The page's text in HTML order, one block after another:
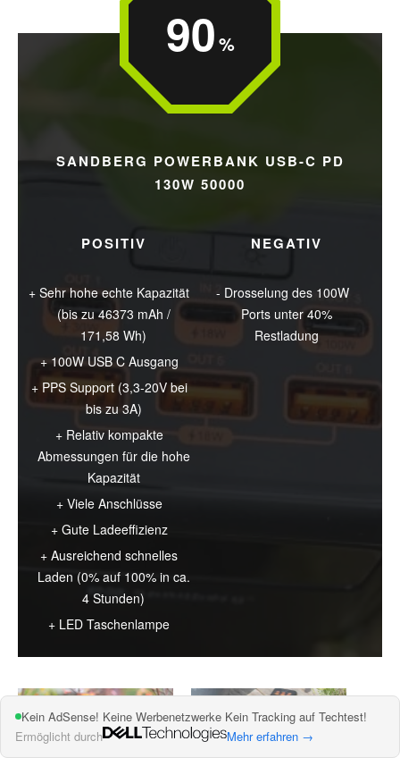
SANDBERG POWERBANK USB-C PD
130W 50000
POSITIV
Sehr hohe echte Kapazität
(bis zu 46373 mAh /
171,58 Wh)
100W USB C Ausgang
PPS Support (3,3-20V bei
bis zu 3A)
Relativ kompakte
Abmessungen für die hohe
Kapazität
Viele Anschlüsse
Gute Ladeeffizienz
Ausreichend schnelles
Laden (0% auf 100% in ca.
4 Stunden)
LED Taschenlampe
NEGATIV
Drosselung des 100W
Ports unter 40%
Restladung
90
Kein AdSense! Keine Werbenetzwerke Kein Tracking auf Techtest!
Ermöglicht durch
Mehr erfahren →